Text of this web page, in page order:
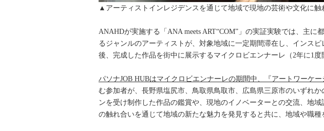
▲アーティストインレジデンスを通じて地域で現地の芸術や文化に触
ANAHDが実施する「ANA meets ART“COM”」の実証実験では、主
るジャンルのアーティストが、対象地域に一定期間滞在し、インス
後、完成した作品を街中に展示するマイクロビエンナーレ（2年に1度
パソナJOB HUBはマイクロビエンナーレの期間中、『アートワーケ
む参加者が、長野県塩尻市、鳥取県鳥取市、広島県三原市のいずれ
ンを受け制作した作品の鑑賞や、現地のイノベーターとの交流、地
の触れ合いを通じて地域の新たな魅力を発見すると共に、地域や職種